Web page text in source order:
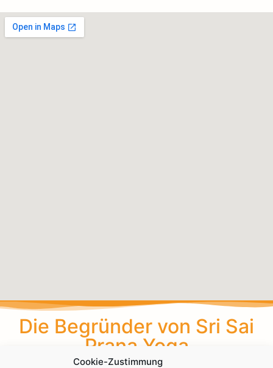
Cookie-Zustimmung
Die Begründer von Sri Sai
Prana Yoga